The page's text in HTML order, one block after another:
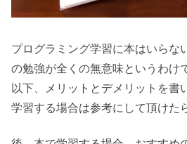
プログラミング学習に本はいらな
の勉強が全くの無意味というわけ
以下、メリットとデメリットを書
学習する場合は参考にして頂けた